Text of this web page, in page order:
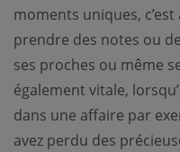
moments uniques,
prendre des notes ou
ses proches ou même
également vitale,
dans une affaire par
avez perdu des